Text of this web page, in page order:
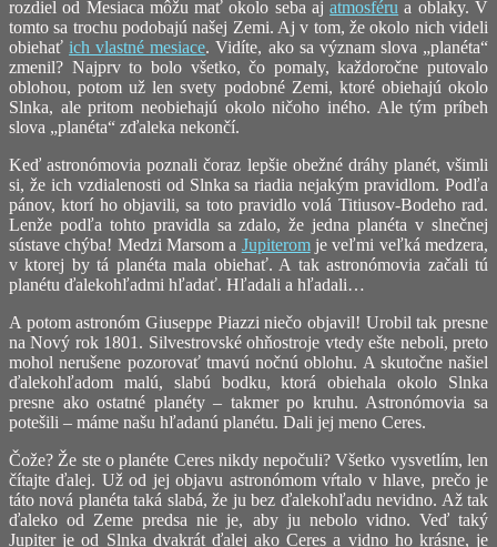
rozdiel od Mesiaca môžu mať okolo seba ajatmosféru a oblaky. V
tomto sa trochu podobajú našej Zemi. Aj v tom, že okolo nich videli
obiehaťich vlastné mesiace. Vidíte, ako sa význam slova „planéta“
zmenil? Najprv to bolo všetko, čo pomaly, každoročne putovalo
oblohou, potom už len svety podobné Zemi, ktoré obiehajú okolo
Slnka, ale pritom neobiehajú okolo ničoho iného. Ale tým príbeh
slova „planéta“ zďaleka nekončí.
Keď astronómovia poznali čoraz lepšie obežné dráhy planét, všimli
si, že ich vzdialenosti od Slnka sa riadia nejakým pravidlom. Podľa
pánov, ktorí ho objavili, sa toto pravidlo volá Titiusov-Bodeho rad.
Lenže podľa tohto pravidla sa zdalo, že jedna planéta v slnečnej
sústave chýba! Medzi Marsom a Jupiteromje veľmi veľká medzera,
v ktorej by tá planéta mala obiehať. A tak astronómovia začali tú
planétu ďalekohľadmi hľadať. Hľadali a hľadali…
A potom astronóm Giuseppe Piazzi niečo objavil! Urobil tak presne
na Nový rok 1801. Silvestrovské ohňostroje vtedy ešte neboli, preto
mohol nerušene pozorovať tmavú nočnú oblohu. A skutočne našiel
ďalekohľadom malú, slabú bodku, ktorá obiehala okolo Slnka
presne ako ostatné planéty – takmer po kruhu. Astronómovia sa
potešili – máme našu hľadanú planétu. Dali jej meno Ceres.
Čože? Že ste o planéte Ceres nikdy nepočuli? Všetko vysvetlím, len
čítajte ďalej. Už od jej objavu astronómom vŕtalo v hlave, prečo je
táto nová planéta taká slabá, že ju bez ďalekohľadu nevidno. Až tak
ďaleko od Zeme predsa nie je, aby ju nebolo vidno. Veď taký
Jupiter je od Slnka dvakrát ďalej ako Ceres a vidno ho krásne, je